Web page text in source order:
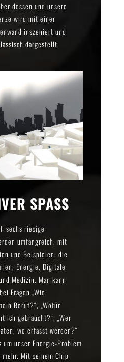
dessen und unsere
wird mit einer
inszeniert und
dargestellt.
SPASS
sechs riesige
umfangreich, mit
und Beispielen, die
Energie, Digitale
Medizin. Man kann
Fragen „Wie
Beruf?“, „Wofür
gebraucht?“, „Wer
wo erfasst werden?“
um unser Energie-Problem
Mit seinem Chip